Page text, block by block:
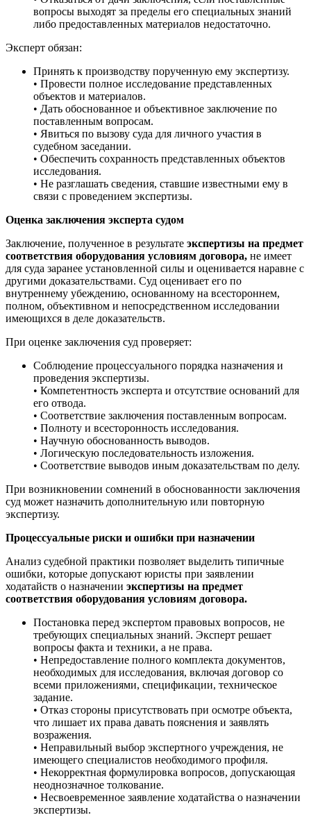
вопросы выходят за пределы его специальных знаний
либо предоставленных материалов недостаточно.
Эксперт обязан:
Принять к производству порученную ему экспертизу.
• Провести полное исследование представленных
объектов и материалов.
• Дать обоснованное и объективное заключение по
поставленным вопросам.
• Явиться по вызову суда для личного участия в
судебном заседании.
• Обеспечить сохранность представленных объектов
исследования.
• Не разглашать сведения, ставшие известными ему в
связи с проведением экспертизы.
Оценка заключения эксперта судом
Заключение, полученное в результате экспертизы на предмет
соответствия оборудования условиям договора, не имеет
для суда заранее установленной силы и оценивается наравне с
другими доказательствами. Суд оценивает его по
внутреннему убеждению, основанному на всестороннем,
полном, объективном и непосредственном исследовании
имеющихся в деле доказательств.
При оценке заключения суд проверяет:
Соблюдение процессуального порядка назначения и
проведения экспертизы.
• Компетентность эксперта и отсутствие оснований для
его отвода.
• Соответствие заключения поставленным вопросам.
• Полноту и всесторонность исследования.
• Научную обоснованность выводов.
• Логическую последовательность изложения.
• Соответствие выводов иным доказательствам по делу.
При возникновении сомнений в обоснованности заключения
суд может назначить дополнительную или повторную
экспертизу.
Процессуальные риски и ошибки при назначении
Анализ судебной практики позволяет выделить типичные
ошибки, которые допускают юристы при заявлении
ходатайств о назначении экспертизы на предмет
соответствия оборудования условиям договора.
Постановка перед экспертом правовых вопросов, не
требующих специальных знаний. Эксперт решает
вопросы факта и техники, а не права.
• Непредоставление полного комплекта документов,
необходимых для исследования, включая договор со
всеми приложениями, спецификации, техническое
задание.
• Отказ стороны присутствовать при осмотре объекта,
что лишает их права давать пояснения и заявлять
возражения.
• Неправильный выбор экспертного учреждения, не
имеющего специалистов необходимого профиля.
• Некорректная формулировка вопросов, допускающая
неоднозначное толкование.
• Несвоевременное заявление ходатайства о назначении
экспертизы.